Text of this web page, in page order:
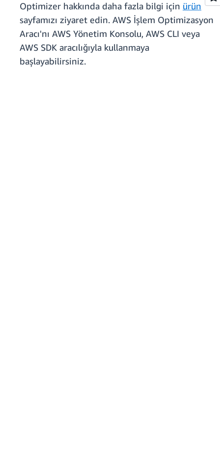
Optimizer hakkında daha fazla bilgi için ürün
sayfamızı ziyaret edin. AWS İşlem Optimizasyon
Aracı'nı AWS Yönetim Konsolu, AWS CLI veya
AWS SDK aracılığıyla kullanmaya
başlayabilirsiniz.